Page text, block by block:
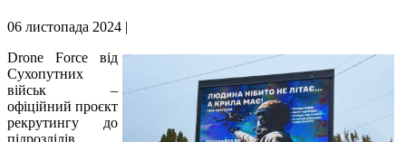
06 листопада 2024 |
Drone Force від
Сухопутних
військ –
офіційний проєкт
рекрутингу до
підрозділів